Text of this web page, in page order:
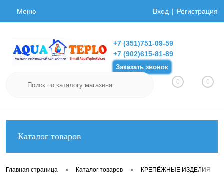
Меню Вход Регистрация
+7 (351)751-09-59
+7 (902)615-81-89
Заказать звонок
0 0
Каталог товаров
Главная страница • Каталог товаров • КРЕПЁЖНЫЕ ИЗДЕЛИЯ